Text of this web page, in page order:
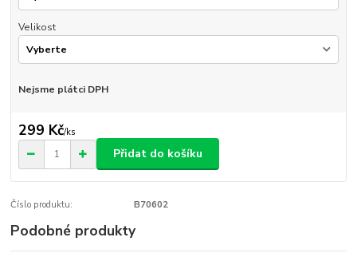
Velikost
Nejsme plátci DPH
299 Kč/ks
Přidat do košíku
Číslo produktu: B70602
Podobné produkty